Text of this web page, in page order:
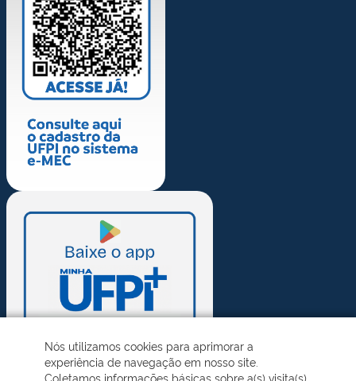
Nós utilizamos cookies para aprimorar a
experiência de navegação em nosso site.
Coletamos informações básicas sobre a(s) visita(s)